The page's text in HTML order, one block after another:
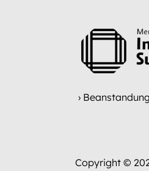
›
Copyright ©